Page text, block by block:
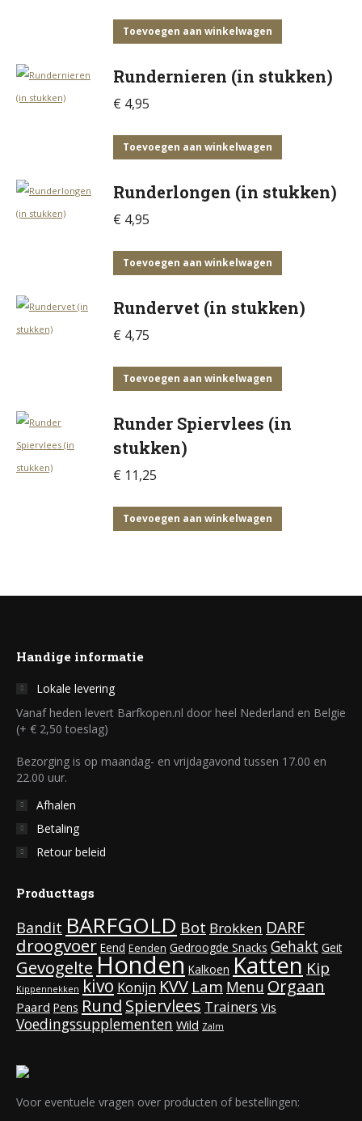
Toevoegen aan winkelwagen
Rundernieren (in stukken)
€ 4,95
Toevoegen aan winkelwagen
Runderlongen (in stukken)
€ 4,95
Toevoegen aan winkelwagen
Rundervet (in stukken)
€ 4,75
Toevoegen aan winkelwagen
Runder Spiervlees (in
stukken)
€ 11,25
Toevoegen aan winkelwagen
Handige informatie
Lokale levering
Vanaf heden levert Barfkopen.nl door heel Nederland en Belgie
(+ € 2,50 toeslag)
Bezorging is op maandag- en vrijdagavond tussen 17.00 en
22.00 uur.
Afhalen
Betaling
Retour beleid
Producttags
Bandit BARFGOLD Bot Brokken DARF
droogvoer Eend Eenden Gedroogde Snacks Gehakt Geit
GevogelteHonden Kalkoen Katten Kip
Kippennekken kivo Konijn KVV Lam Menu Orgaan
Paard Pens Rund Spiervlees Trainers Vis
Voedingssupplementen Wild Zalm
Voor eventuele vragen over producten of bestellingen: